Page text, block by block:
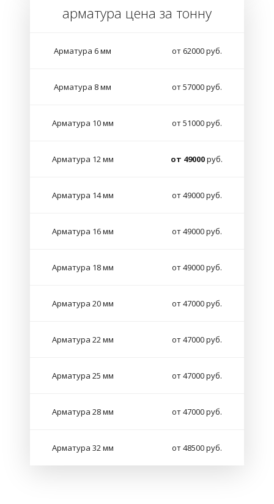
арматура цена за тонну
Арматура 6 мм от 62000 руб.
Арматура 8 мм от 57000 руб.
Арматура 10 мм от 51000 руб.
Арматура 12 мм от 49000руб.
Арматура 14 мм от 49000 руб.
Арматура 16 мм от 49000 руб.
Арматура 18 мм от 49000 руб.
Арматура 20 мм от 47000 руб.
Арматура 22 мм от 47000 руб.
Арматура 25 мм от 47000 руб.
Арматура 28 мм от 47000 руб.
Арматура 32 мм от 48500 руб.